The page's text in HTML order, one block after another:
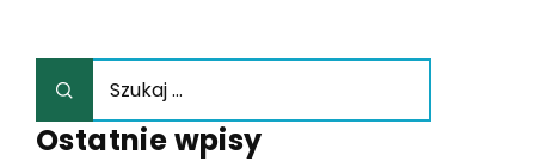
Ostatnie wpisy